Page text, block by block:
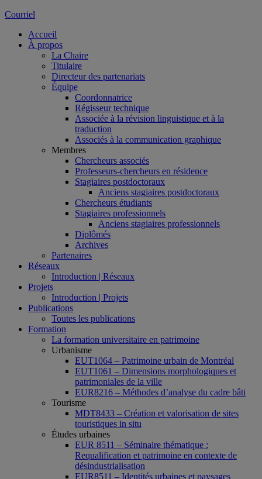
Courriel
Accueil
À propos
La Chaire
Titulaire
Directeur des partenariats
Équipe
Coordonnatrice
Régisseur technique
Associée à la révision linguistique et à la
traduction
Associés à la communication graphique
Membres
Chercheurs associés
Professeurs-chercheurs en résidence
Stagiaires postdoctoraux
Anciens stagiaires postdoctoraux
Chercheurs étudiants
Stagiaires professionnels
Anciens stagiaires professionnels
Diplômés
Archives
Partenaires
Réseaux
Introduction | Réseaux
Projets
Introduction | Projets
Publications
Toutes les publications
Formation
La formation universitaire en patrimoine
Urbanisme
EUT1064 – Patrimoine urbain de Montréal
EUT1061 – Dimensions morphologiques et
patrimoniales de la ville
EUR8216 – Méthodes d’analyse du cadre bâti
Tourisme
MDT8433 – Création et valorisation de sites
touristiques in situ
Études urbaines
EUR 8511 – Séminaire thématique :
Requalification et patrimoine en contexte de
désindustrialisation
EUR8511 – Identités urbaines et paysages